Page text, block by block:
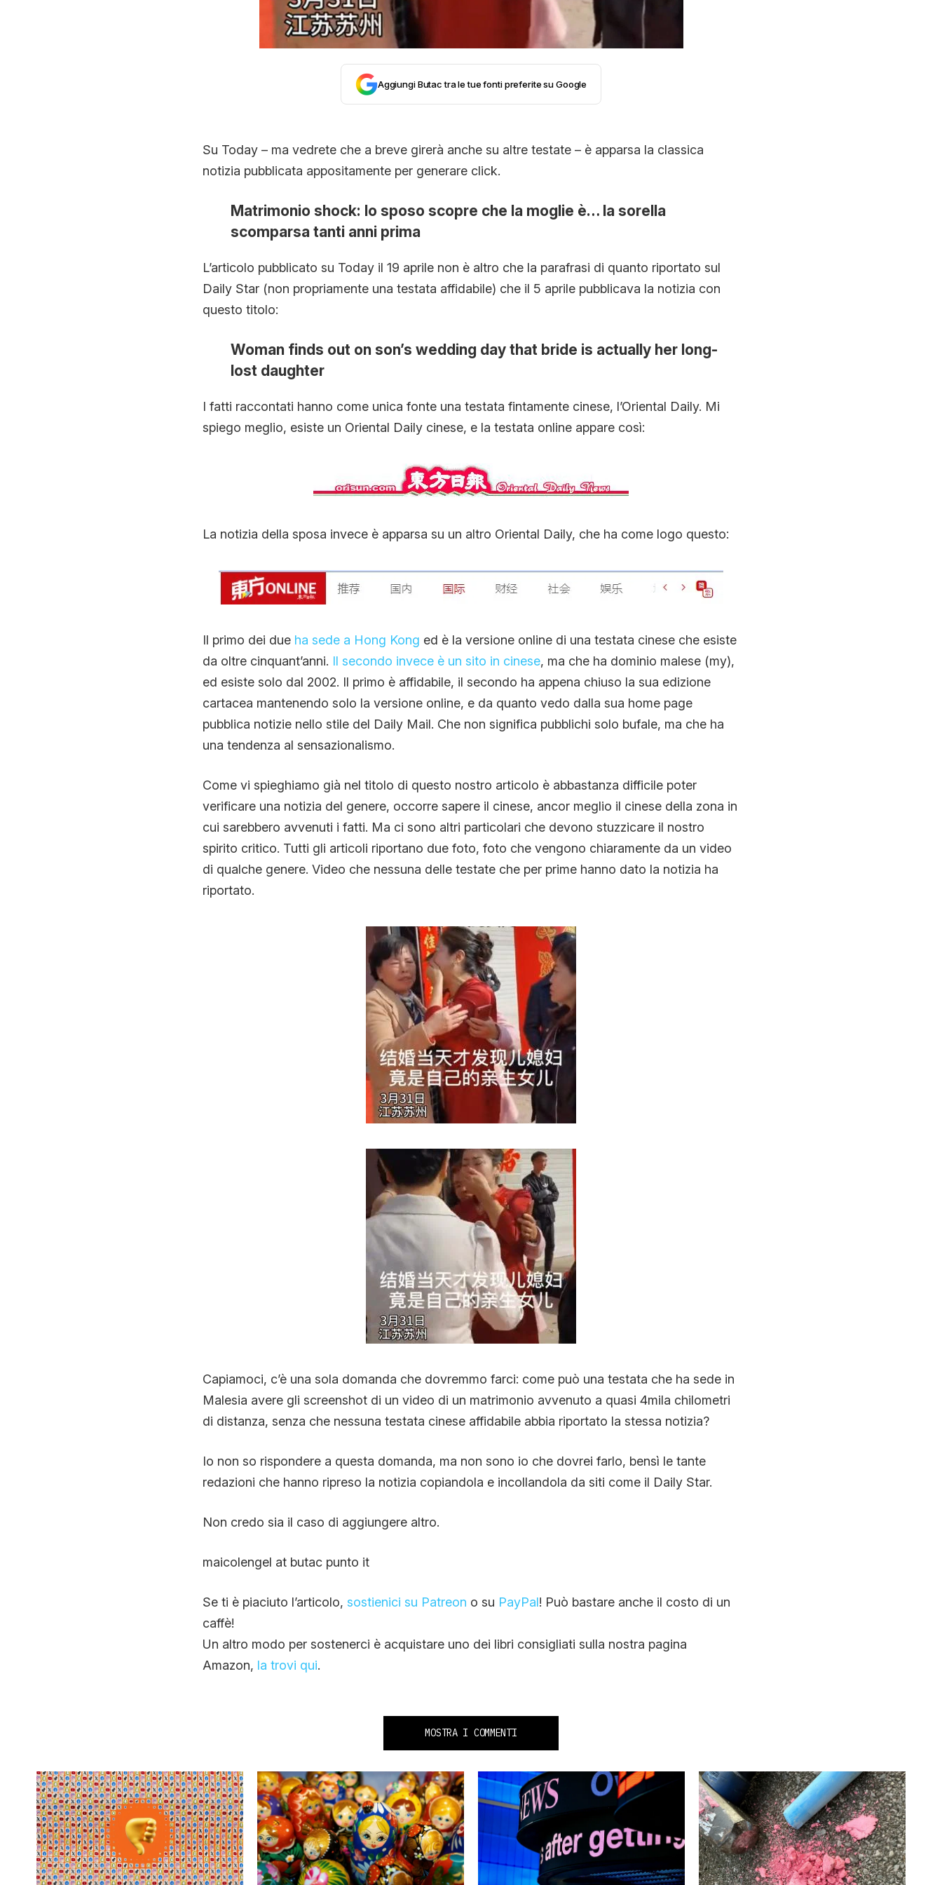
CONTATTI
CHI SIAMOAggiungi Butac tra le tue fonti preferite su Google
Su Today – ma vedrete che a breve girerà anche su altre testate – è apparsa la classica
notizia pubblicata appositamente per generare click.
Matrimonio shock: lo sposo scopre che la moglie è… la sorella
scomparsa tanti anni prima
L’articolo pubblicato su Today il 19 aprile non è altro che la parafrasi di quanto riportato sul
Daily Star (non propriamente una testata affidabile) che il 5 aprile pubblicava la notizia con
questo titolo:
Woman finds out on son’s wedding day that bride is actually her long-
lost daughter
I fatti raccontati hanno come unica fonte una testata fintamente cinese, l’Oriental Daily. Mi
spiego meglio, esiste un Oriental Daily cinese, e la testata online appare così:
La notizia della sposa invece è apparsa su un altro Oriental Daily, che ha come logo questo:
Il primo dei due ha sede a Hong Kong ed è la versione online di una testata cinese che esiste
da oltre cinquant’anni. Il secondo invece è un sito in cinese, ma che ha dominio malese (my),
ed esiste solo dal 2002. Il primo è affidabile, il secondo ha appena chiuso la sua edizione
cartacea mantenendo solo la versione online, e da quanto vedo dalla sua home page
pubblica notizie nello stile del Daily Mail. Che non significa pubblichi solo bufale, ma che ha
una tendenza al sensazionalismo.
Come vi spieghiamo già nel titolo di questo nostro articolo è abbastanza difficile poter
verificare una notizia del genere, occorre sapere il cinese, ancor meglio il cinese della zona in
cui sarebbero avvenuti i fatti. Ma ci sono altri particolari che devono stuzzicare il nostro
spirito critico. Tutti gli articoli riportano due foto, foto che vengono chiaramente da un video
di qualche genere. Video che nessuna delle testate che per prime hanno dato la notizia ha
riportato.
Capiamoci, c’è una sola domanda che dovremmo farci: come può una testata che ha sede in
Malesia avere gli screenshot di un video di un matrimonio avvenuto a quasi 4mila chilometri
di distanza, senza che nessuna testata cinese affidabile abbia riportato la stessa notizia?
Io non so rispondere a questa domanda, ma non sono io che dovrei farlo, bensì le tante
redazioni che hanno ripreso la notizia copiandola e incollandola da siti come il Daily Star.
Non credo sia il caso di aggiungere altro.
maicolengel at butac punto it
Se ti è piaciuto l’articolo, sostienici su Patreon o su PayPal! Può bastare anche il costo di un
caffè!
Un altro modo per sostenerci è acquistare uno dei libri consigliati sulla nostra pagina
Amazon, la trovi qui.
MOSTRA I COMMENTI